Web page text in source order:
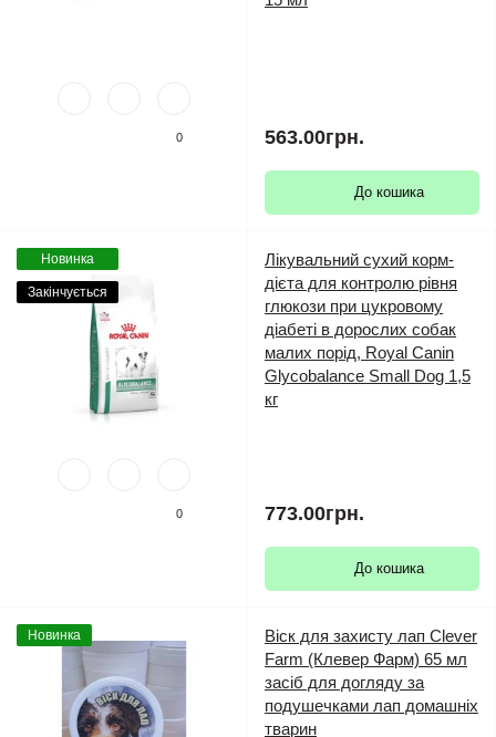
0 563.00грн.
До кошика
Новинка
Закінчується
0
Лікувальний сухий корм-
дієта для контролю рівня
глюкози при цукровому
діабеті в дорослих собак
малих порід, Royal Canin
Glycobalance Small Dog 1,5
кг
773.00грн.
До кошика
Новинка
Віск для захисту лап Clever
Farm (Клевер Фарм) 65 мл
засіб для догляду за
подушечками лап домашніх
тварин